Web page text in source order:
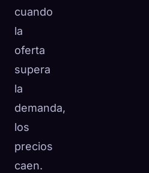
cuando
la
oferta
supera
la
demanda,
los
precios
caen.
0